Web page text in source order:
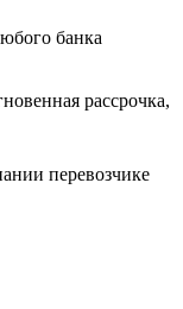
банка
рассрочка,
перевозчике